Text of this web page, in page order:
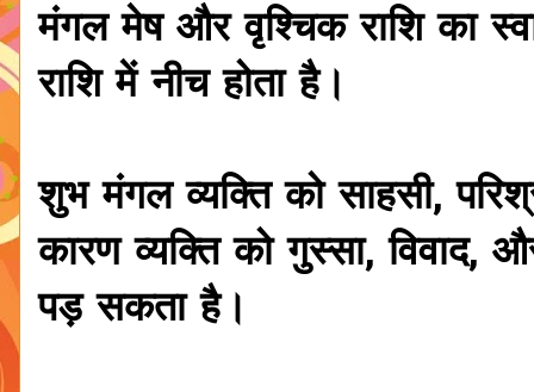
मंगल मेष और वृश्चिक राशि का
राशि में नीच होता है।
शुभ मंगल व्यक्ति को साहसी,
कारण व्यक्ति को गुस्सा, विवाद,
पड़ सकता है।